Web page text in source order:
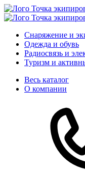
Снаряжение и
Одежда и обувь
Радиосвязь и
Туризм и
Весь каталог
О компании